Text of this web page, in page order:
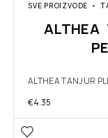
SVE PROIZVODE
ALTHEA
ALTHEA TANJUR
€4.35